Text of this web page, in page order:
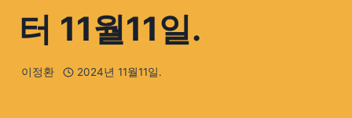
터 11월11일.
이정환 2024년 11월11일.